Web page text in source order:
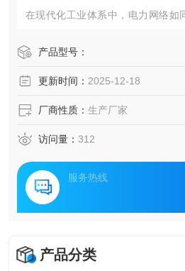
在现代化工业体系中，电力网络如
高压电缆、变压器、配电柜等核心
痛点，新一代智能监测解决方案应
康管理体系。
产品型号：
更新时间： 2025-12-18
厂商性质： 生产厂家
访问量： 312
服务热线
产品分类